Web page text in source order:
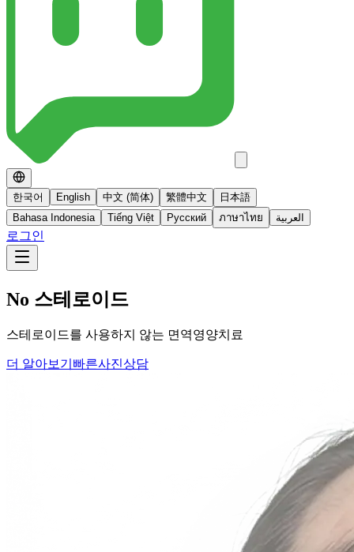
한국어 English 中文 (简体) 繁體中文
日本語
Bahasa Indonesia
Tiếng Việt Русский ภาษาไทย العربية
로그인
No 스테로이드
스테로이드를 사용하지 않는 면역영양치료
더 알아보기 빠른사진상담